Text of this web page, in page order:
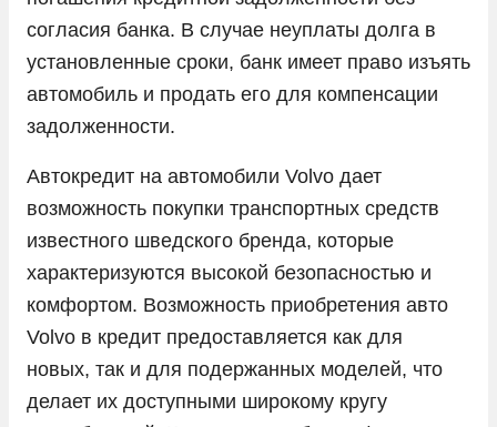
Mitsubishi
Omoda
Opel
Peugeot
Porsche
Ram
Seres
Skoda
Solaris
Sollers
согласия банка. В случае неуплаты долга в
установленные сроки, банк имеет право изъять
автомобиль и продать его для компенсации
задолженности.
Автокредит на автомобили Volvo дает
возможность покупки транспортных средств
известного шведского бренда, которые
характеризуются высокой безопасностью и
комфортом. Возможность приобретения авто
Volvo в кредит предоставляется как для
новых, так и для подержанных моделей, что
делает их доступными широкому кругу